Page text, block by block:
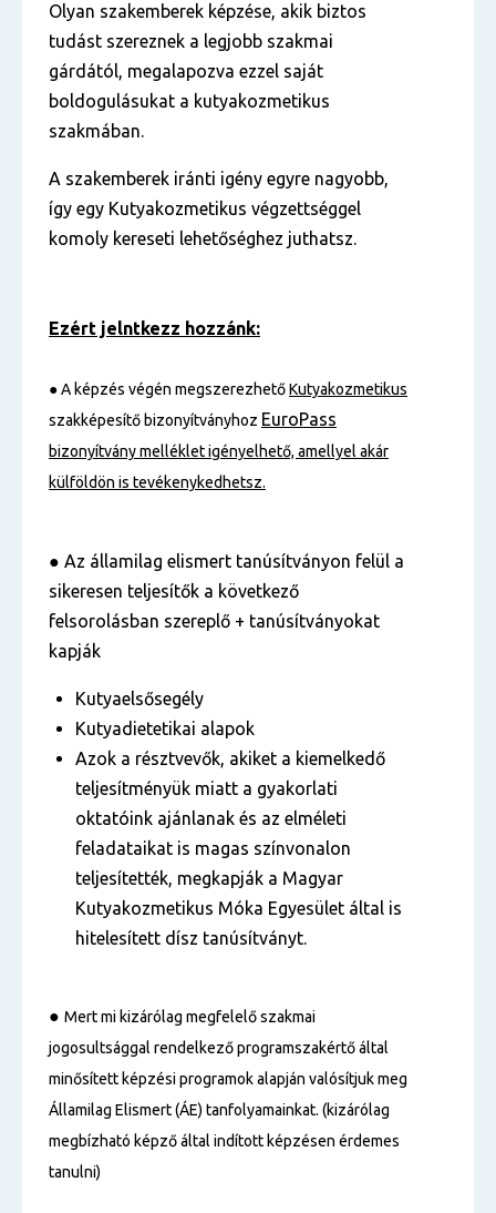
Olyan szakemberek képzése, akik biztos
tudást szereznek a legjobb szakmai
gárdától, megalapozva ezzel saját
boldogulásukat a kutyakozmetikus
szakmában.
A szakemberek iránti igény egyre nagyobb,
így egy Kutyakozmetikus végzettséggel
komoly kereseti lehetőséghez juthatsz.
Ezért jelntkezz hozzánk:
●A képzés végén megszerezhetőKutyakozmetikus
szakképesítő bizonyítványhoz EuroPass
bizonyítvány melléklet igényelhető, amellyel akár
külföldön is tevékenykedhetsz.
● Az államilag elismert tanúsítványon felül a
sikeresen teljesítők a következő
felsorolásban szereplő + tanúsítványokat
kapják
Kutyaelsősegély
Kutyadietetikai alapok
Azok a résztvevők, akiket a kiemelkedő
teljesítményük miatt a gyakorlati
oktatóink ajánlanak és az elméleti
feladataikat is magas színvonalon
teljesítették, megkapják a Magyar
Kutyakozmetikus Móka Egyesület által is
hitelesített dísz tanúsítványt.
● Mert mi kizárólag megfelelő szakmai
jogosultsággal rendelkező programszakértő által
minősített képzési programok alapján valósítjuk meg
Államilag Elismert (ÁE) tanfolyamainkat. (kizárólag
megbízható képző által indított képzésen érdemes
tanulni)